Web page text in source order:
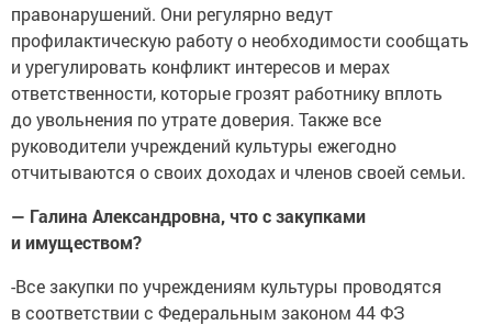
правонарушений. Они регулярно ведут
профилактическую работу о необходимости сообщать
и урегулировать конфликт интересов и мерах
ответственности, которые грозят работнику вплоть
до увольнения по утрате доверия. Также все
руководители учреждений культуры ежегодно
отчитываются о своих доходах и членов своей семьи.
— Галина Александровна, что с закупками
и имуществом?
-Все закупки по учреждениям культуры проводятся
в соответствии с Федеральным законом 44 ФЗ